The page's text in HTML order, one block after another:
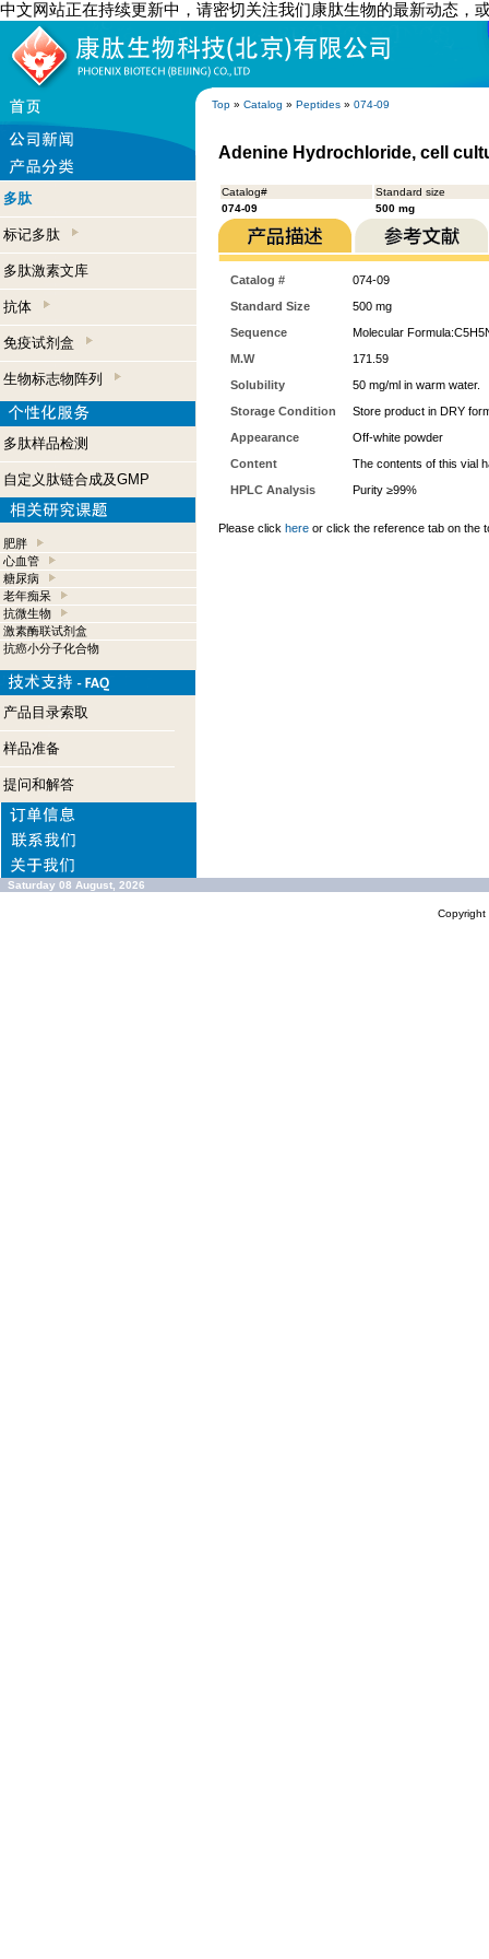
中文网站正在持续更新中，请密切关注我们康肽生物的最新动态，
Top » Catalog » Peptides » 074-09
多肽
标记多肽
多肽激素文库
抗体
免疫试剂盒
生物标志物阵列
多肽样品检测
自定义肽链合成及GMP
肥胖
心血管
糖尿病
老年痴呆
抗微生物
激素酶联试剂盒
抗癌小分子化合物
产品目录索取
样品准备
提问和解答
Adenine Hydrochloride, cell
Catalog#
Standard size
074-09
500 mg
Catalog #
074-09
Standard Size
500 mg
Sequence
Molecular
M.W
171.59
Solubility
50 mg/ml in warm water.
Storage Condition
Store product in DRY
Appearance
Off-white powder
Content
The contents of this vial
HPLC Analysis
Purity ≥99%
Please click here or click the reference tab on the
Saturday 08 August, 2026